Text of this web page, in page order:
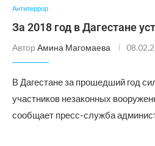
Антитеррор
За 2018 год в Дагестане
Автор Амина Магомаева
В Дагестане за прошедший год
участников незаконных
сообщает пресс-служба